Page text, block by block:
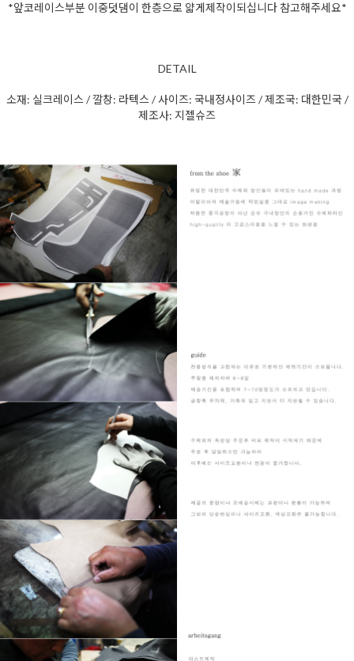
*앞코레이스부분 이중덧댐이 한층으로 얇게제작이되십니다 참고해주세요*
DETAIL
소재: 실크레이스 / 깔창: 라텍스 / 사이즈: 국내정사이즈 / 제조국: 대한민국 /
제조사: 지젤슈즈